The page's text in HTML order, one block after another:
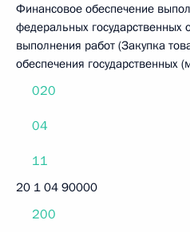
Финансовое обеспечение
федеральных государственных
выполнения работ (Закупка
обеспечения государственных
020
04
11
20 1 04 90000
200